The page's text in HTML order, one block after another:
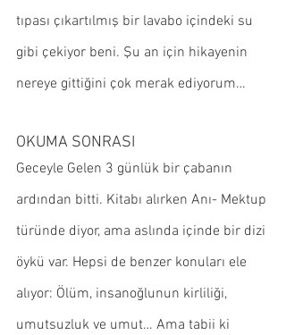
tıpası çıkartılmış bir lavabo içindeki su
gibi çekiyor beni. Şu an için hikayenin
nereye gittiğini çok merak ediyorum…
OKUMA SONRASI
Geceyle Gelen 3 günlük bir çabanın
ardından bitti. Kitabı alırken Anı- Mektup
türünde diyor, ama aslında içinde bir dizi
öykü var. Hepsi de benzer konuları ele
alıyor: Ölüm, insanoğlunun kirliliği,
umutsuzluk ve umut… Ama tabii ki